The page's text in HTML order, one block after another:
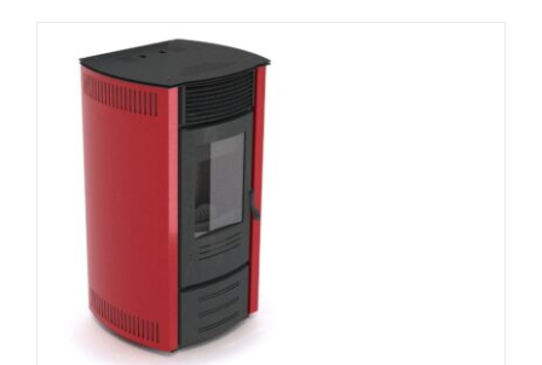
Cuisinières